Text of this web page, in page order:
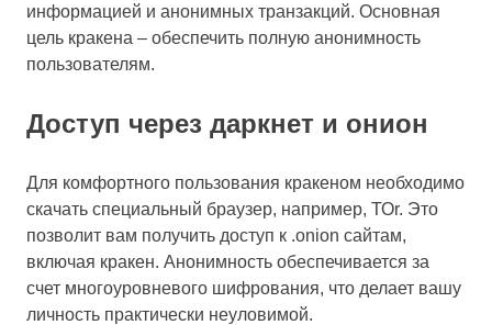
информацией и анонимных транзакций. Основная
цель кракена – обеспечить полную анонимность
пользователям.
Доступ через даркнет и онион
Для комфортного пользования кракеном необходимо
скачать специальный браузер, например, ТОr. Это
позволит вам получить доступ к .onion сайтам,
включая кракен. Анонимность обеспечивается за
счет многоуровневого шифрования, что делает вашу
личность практически неуловимой.